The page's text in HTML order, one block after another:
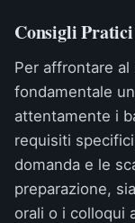
Consigli
Per affrontare
fondamentale
attentamente i
requisiti
domanda e le
preparazione,
orali o i colloqui